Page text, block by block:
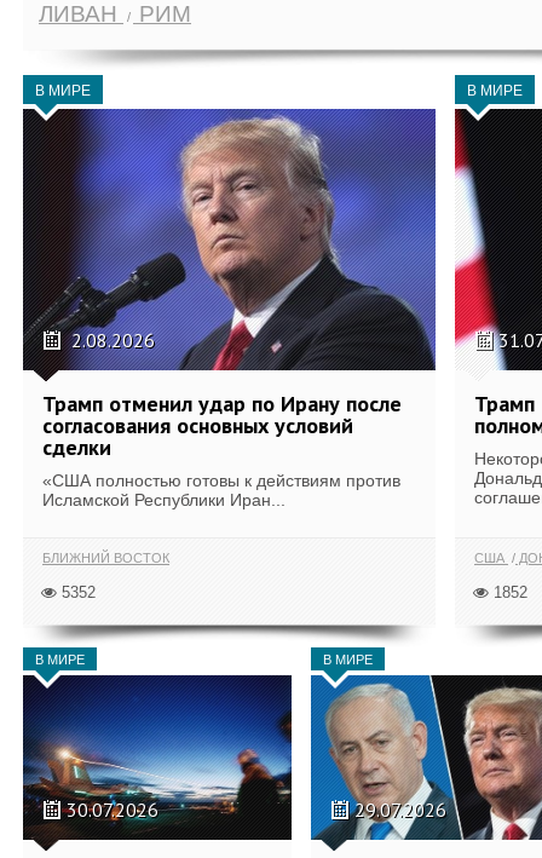
ЛИВАН РИМ
В МИРЕ
2.08.2026
Трамп отменил удар по Ирану после
согласования основных условий
сделки
«США полностью готовы к действиям против
Исламской Республики Иран...
БЛИЖНИЙ ВОСТОК
5352
В МИРЕ
Трамп
США
1852
В МИРЕ
30.07.2026
В МИРЕ
29.07.2026